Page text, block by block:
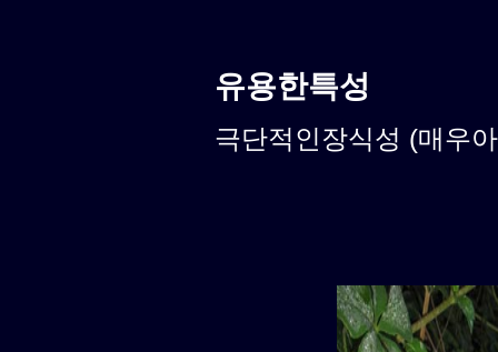
유용한특성
극단적인장식성 (매우